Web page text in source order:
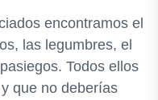
encontramos el
las legumbres, el
Todos ellos
que no deberías